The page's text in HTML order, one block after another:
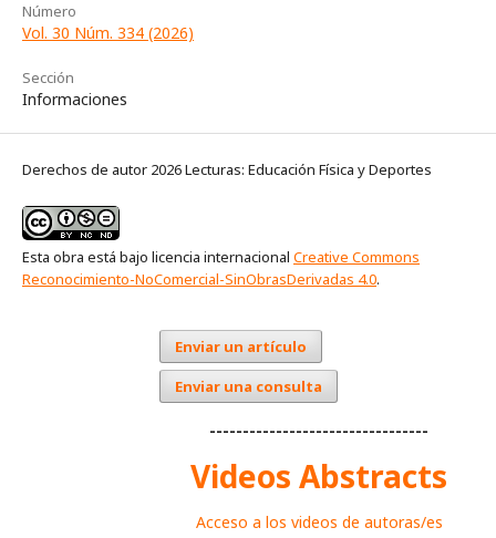
Número
Vol. 30 Núm. 334 (2026)
Sección
Informaciones
Derechos de autor 2026 Lecturas: Educación Física y Deportes
Esta obra está bajo licencia internacional Creative Commons
Reconocimiento-NoComercial-SinObrasDerivadas 4.0.
Enviar un artículo
Enviar una consulta
---------------------------------
Videos Abstracts
Acceso a los videos de autoras/es